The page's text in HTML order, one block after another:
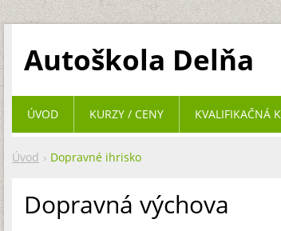
Autoškola Delňa
Úvod Dopravné ihrisko
Dopravná výchova
ÚVOD KURZY / CENY KVALIFIKAČNÁ